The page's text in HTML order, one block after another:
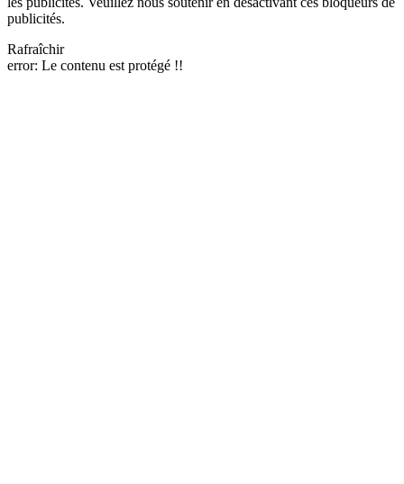
publicités.
Rafraîchir
error: Le contenu est protégé !!